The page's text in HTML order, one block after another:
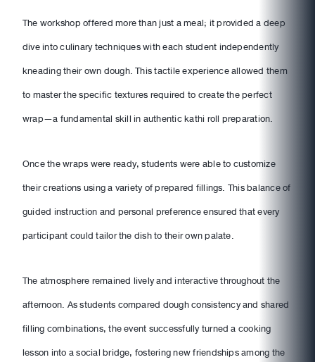
The workshop offered more than just a meal; it provided a deep
dive into culinary techniques with each student independently
kneading their own dough. This tactile experience allowed them
to master the specific textures required to create the perfect
wrap—a fundamental skill in authentic kathi roll preparation.
Once the wraps were ready, students were able to customize
their creations using a variety of prepared fillings. This balance of
guided instruction and personal preference ensured that every
participant could tailor the dish to their own palate.
The atmosphere remained lively and interactive throughout the
afternoon. As students compared dough consistency and shared
filling combinations, the event successfully turned a cooking
lesson into a social bridge, fostering new friendships among the